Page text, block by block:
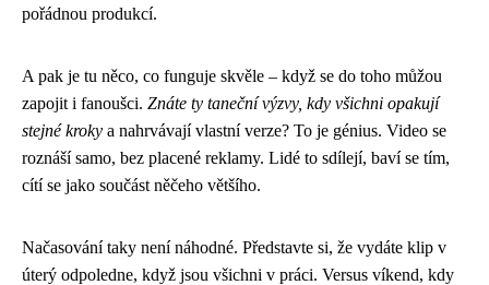
pořádnou produkcí.
A pak je tu něco, co funguje skvěle – když se do toho můžou
zapojit i fanoušci. Znáte ty taneční výzvy, kdy všichni opakují
stejné kroky a nahrvávají vlastní verze? To je génius. Video se
roznáší samo, bez placené reklamy. Lidé to sdílejí, baví se tím,
cítí se jako součást něčeho většího.
Načasování taky není náhodné. Představte si, že vydáte klip v
úterý odpoledne, když jsou všichni v práci. Versus víkend, kdy